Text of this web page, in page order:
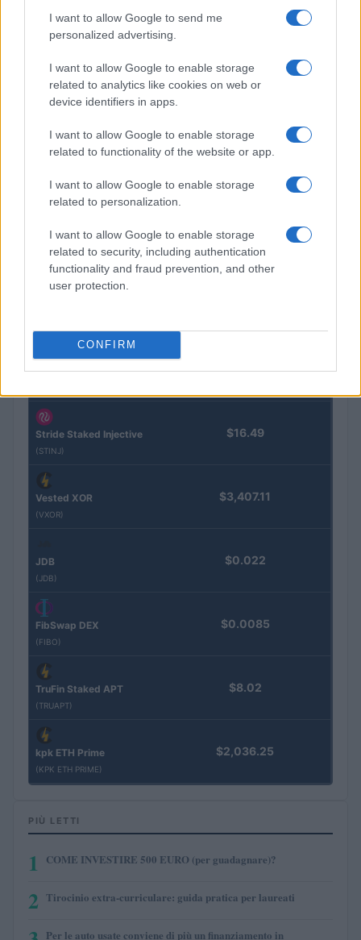
I want to allow Google to send me
personalized advertising.
I want to allow Google to enable storage
related to analytics like cookies on web or
device identifiers in apps.
I want to allow Google to enable storage
related to functionality of the website or app.
I want to allow Google to enable storage
related to personalization.
I want to allow Google to enable storage
related to security, including authentication
functionality and fraud prevention, and other
user protection.
CONFIRM
Eureka Bridged PAX
Gold (Terra
$4,187.30
BTC
(KBTC)
Steakhouse EURCV
Epoch Island $0.032
Stride Staked Injective
(STINJ)
$16.49
Vested XOR
(VXOR)
$3,407.11
JDB
(JDB)
$0.022
FibSwap DEX
(FIBO)
$0.0085
TruFin Staked APT
(TRUAPT)
$8.02
kpk ETH Prime
(KPK ETH PRIME)
$2,036.25
PIÙ LETTI
1 COME INVESTIRE 500 EURO (per guadagnare)?
2 Tirocinio extra-curriculare: guida pratica per laureati
Per le auto usate conviene di più un finanziamento in